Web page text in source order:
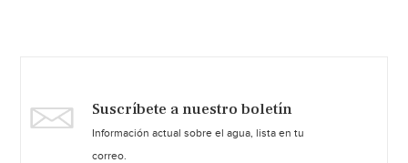
Suscríbete a nuestro boletín
Información actual sobre el agua, lista en tu
correo.